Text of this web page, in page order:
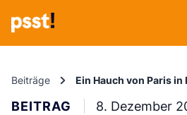
Beiträge Ein Hauch von Paris in
BEITRAG 8. Dezember